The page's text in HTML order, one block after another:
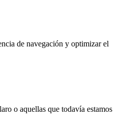
de navegación y optimizar el
o aquellas que todavía estamos